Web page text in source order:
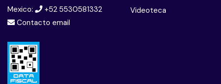
Mexico:
+52 5530581332
Contacto email
Videoteca